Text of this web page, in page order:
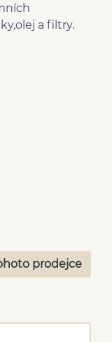
a filtry.
prodejce